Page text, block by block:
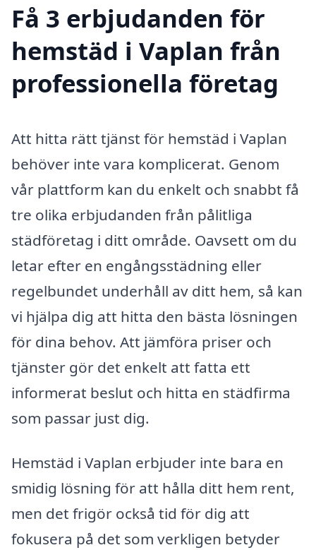
Få 3 erbjudanden för
hemstäd i Vaplan från
professionella företag
Att hitta rätt tjänst för hemstäd i Vaplan
behöver inte vara komplicerat. Genom
vår plattform kan du enkelt och snabbt få
tre olika erbjudanden från pålitliga
städföretag i ditt område. Oavsett om du
letar efter en engångsstädning eller
regelbundet underhåll av ditt hem, så kan
vi hjälpa dig att hitta den bästa lösningen
för dina behov. Att jämföra priser och
tjänster gör det enkelt att fatta ett
informerat beslut och hitta en städfirma
som passar just dig.
Hemstäd i Vaplan erbjuder inte bara en
smidig lösning för att hålla ditt hem rent,
men det frigör också tid för dig att
fokusera på det som verkligen betyder